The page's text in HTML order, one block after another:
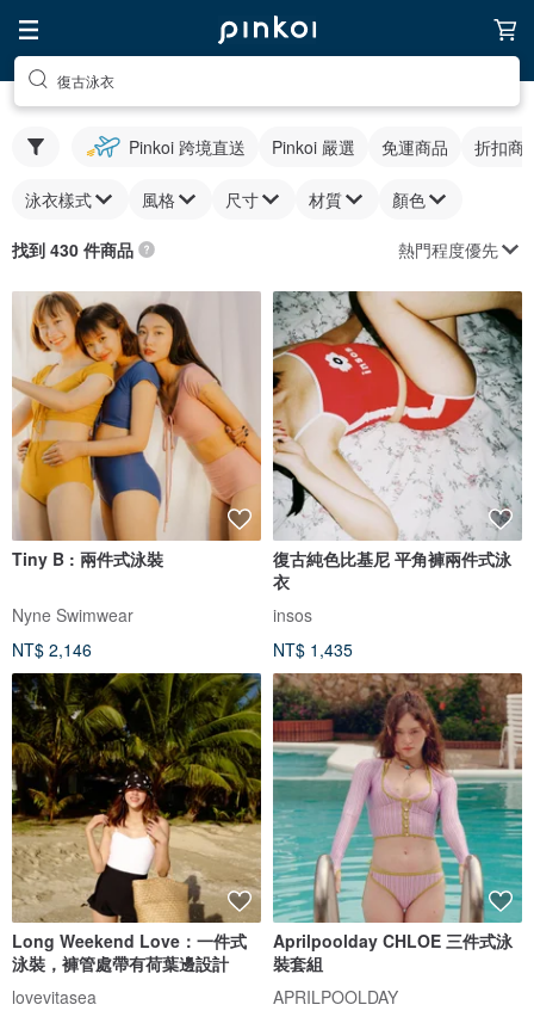
復古泳衣
Pinkoi 跨境直送 Pinkoi 嚴選 免運商品 折扣商
泳衣樣式 風格 尺寸 材質 顏色
找到 430 件商品 熱門程度優先
Tiny B : 兩件式泳裝
Nyne Swimwear
NT$ 2,146
復古純色比基尼 平角褲兩件式泳
衣
insos
NT$ 1,435
Long Weekend Love：一件式
泳裝，褲管處帶有荷葉邊設計
lovevitasea
Aprilpoolday CHLOE 三件式泳
裝套組
APRILPOOLDAY